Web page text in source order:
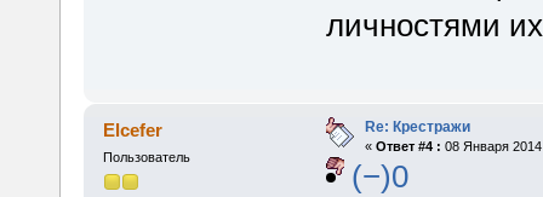
личностями
Elcefer
Пользователь
Re: Крестражи
« Ответ #4 : 08 Января
(−)0